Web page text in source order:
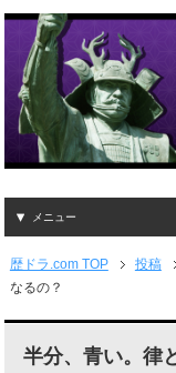
メニュー
歴ドラ.com TOP 投稿
なるの？
半分、青い。律